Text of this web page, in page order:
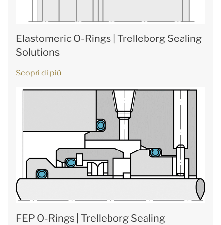
Elastomeric O-Rings | Trelleborg Sealing
Solutions
Scopri di più
FEP O-Rings | Trelleborg Sealing